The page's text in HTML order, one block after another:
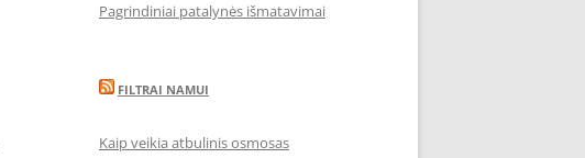
Pagrindiniai patalynės išmatavimai
FILTRAI NAMUI
Kaip veikia atbulinis osmosas